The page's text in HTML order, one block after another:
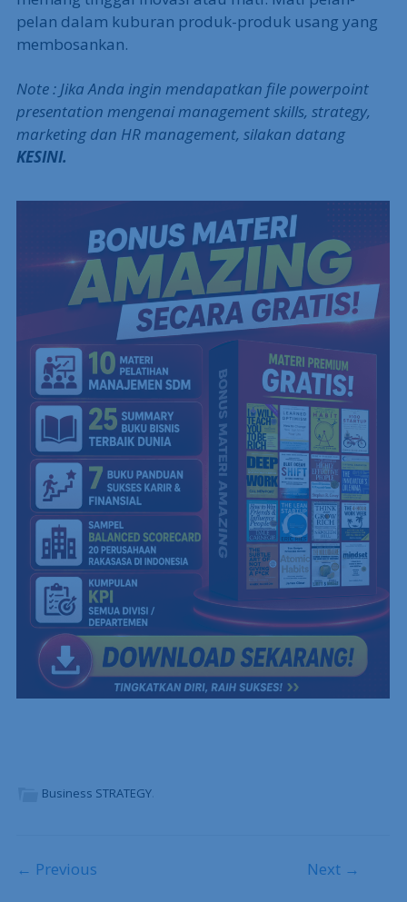
pelan dalam kuburan produk-produk usang yang
membosankan.
Note : Jika Anda ingin mendapatkan file powerpoint
presentation mengenai management skills, strategy,
marketing dan HR management, silakan datang
KESINI.
Business STRATEGY.
Post navigation
← Previous Next →